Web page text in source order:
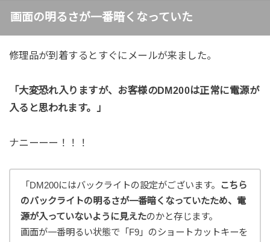
画面の明るさが一番暗くなっていた
修理品が到着するとすぐにメールが来ました。
「大変恐れ入りますが、お客様のDM200は正常に電源が
入ると思われます。」
ナニーーー！！！
「DM200にはバックライトの設定がございます。
こちら
のバックライトの明るさが一番暗くなっていたため、電
源が入っていないように見えたのかと存じます。
画面が一番明るい状態で「F9」のショートカットキーを